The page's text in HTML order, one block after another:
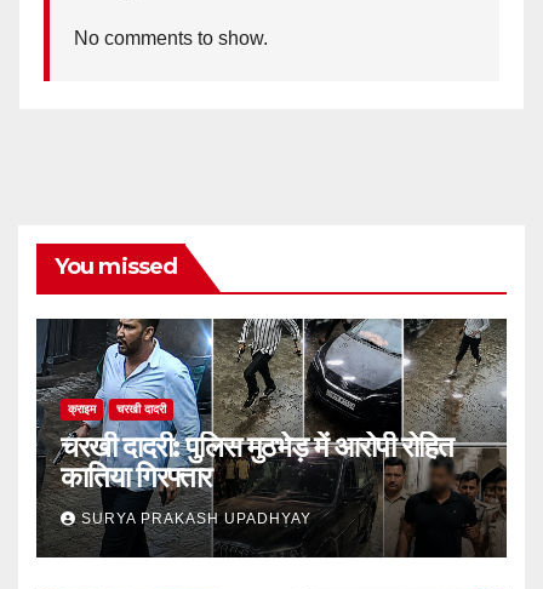
No comments to show.
You missed
क्राइम चरखी दादरी
चरखी दादरी: पुलिस मुठभेड़ में आरोपी रोहित
कातिया गिरफ्तार
SURYA PRAKASH UPADHYAY